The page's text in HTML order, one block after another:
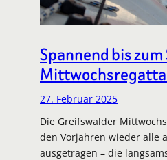
Spannend bis zum
27. Februar 2025
Die Greifswalder
den Vorjahren wieder alle
ausgetragen – die